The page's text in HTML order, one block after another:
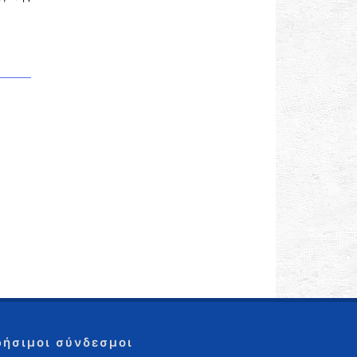
σύνδεσμοι